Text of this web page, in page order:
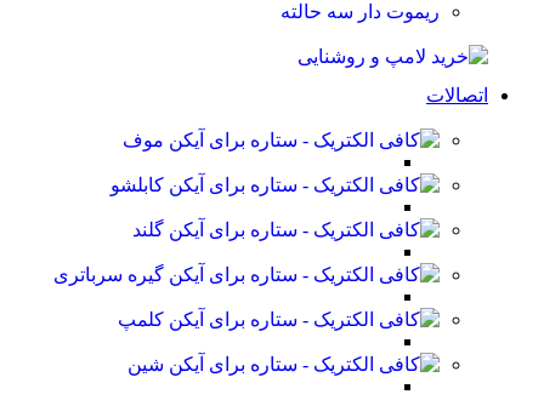
ریموت دار سه حالته
اتصالات
موف
کابلشو
گلند
گیره سرباتری
کلمپ
شین